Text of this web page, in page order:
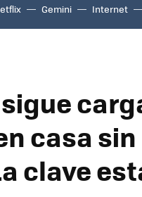
Gemini Internet
casa
clave